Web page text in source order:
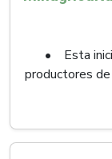
• Esta
productores de